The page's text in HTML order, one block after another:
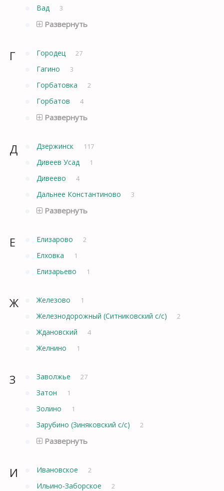
Вад 3
Развернуть
Г Городец 27
Гагино 3
Горбатовка 2
Горбатов 4
Развернуть
Д Дзержинск 117
Дивеев Усад 1
Дивеево 4
Дальнее Константиново 3
Развернуть
Е Елизарово 2
Елховка 1
Елизарьево 1
Ж Железово 1
Железнодорожный (Ситниковский с/с) 2
Ждановский 4
Желнино 1
З Заволжье 27
Затон 1
Золино 1
Зарубино (Зиняковский с/с) 2
Развернуть
И Ивановское 2
Ильино-Заборское 2